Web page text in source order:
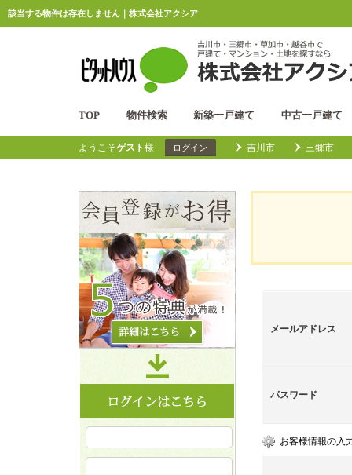
該当する物件は存在しません｜株式会社アクシア
TOP 物件検索 新築一戸建て 中古一戸建て
ようこそゲスト様 ログイン 吉川市 三郷市
メールアドレス
パスワード
お客様情報の入